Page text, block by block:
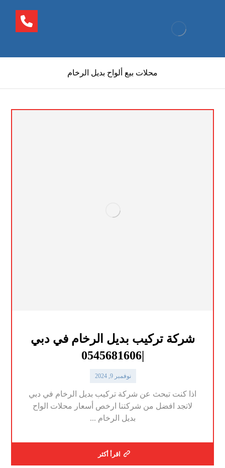
محلات بيع ألواح بديل الرخام
شركة تركيب بديل الرخام في دبي
|0545681606
نوفمبر 9, 2024
اذا كنت تبحث عن شركة تركيب بديل الرخام في دبي
لاتجد افضل من شركتنا ارخص أسعار محلات الواح
بديل الرخام ...
اقرأ أكثر